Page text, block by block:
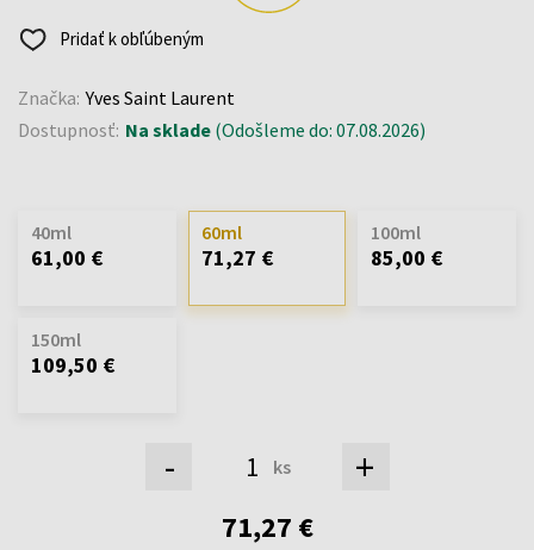
Pridať k obľúbeným
Značka: Yves Saint Laurent
Dostupnosť: Na sklade (Odošleme do: 07.08.2026)
- ks +
40ml
61,00 €
60ml
71,27 €
100ml
85,00 €
150ml
109,50 €
71,27 €